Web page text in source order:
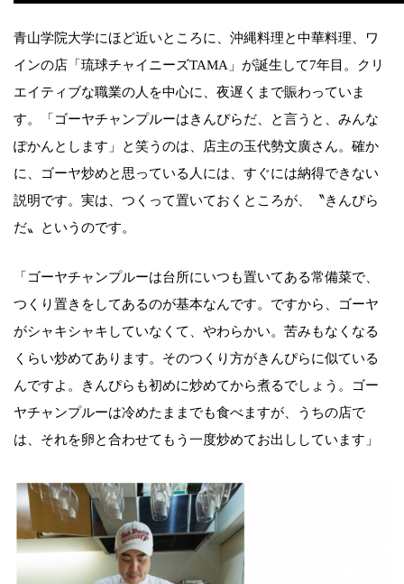
青山学院大学にほど近いところに、沖縄料理と中華料理、ワ
インの店「琉球チャイニーズTAMA」が誕生して7年目。クリ
エイティブな職業の人を中心に、夜遅くまで賑わっていま
す。「ゴーヤチャンプルーはきんぴらだ、と言うと、みんな
ぽかんとします」と笑うのは、店主の玉代勢文廣さん。確か
に、ゴーヤ炒めと思っている人には、すぐには納得できない
説明です。実は、つくって置いておくところが、〝きんぴら
だ〟というのです。
「ゴーヤチャンプルーは台所にいつも置いてある常備菜で、
つくり置きをしてあるのが基本なんです。ですから、ゴーヤ
がシャキシャキしていなくて、やわらかい。苦みもなくなる
くらい炒めてあります。そのつくり方がきんぴらに似ている
んですよ。きんぴらも初めに炒めてから煮るでしょう。ゴー
ヤチャンプルーは冷めたままでも食べますが、うちの店で
は、それを卵と合わせてもう一度炒めてお出ししています」